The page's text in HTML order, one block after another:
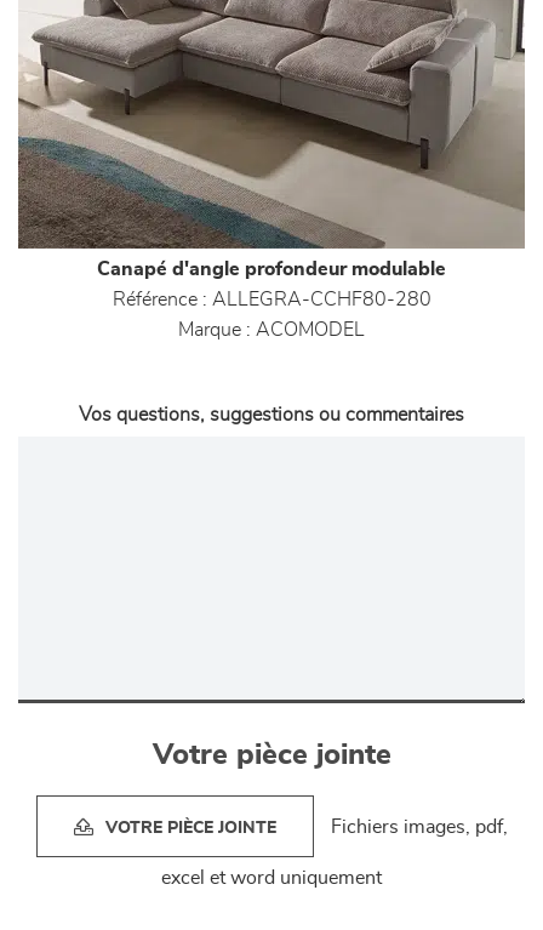
Canapé d'angle profondeur modulable
Référence : ALLEGRA-CCHF80-280
Marque : ACOMODEL
Vos questions, suggestions ou commentaires
Votre pièce jointe
VOTRE PIÈCE JOINTE Fichiers images, pdf,
excel et word uniquement